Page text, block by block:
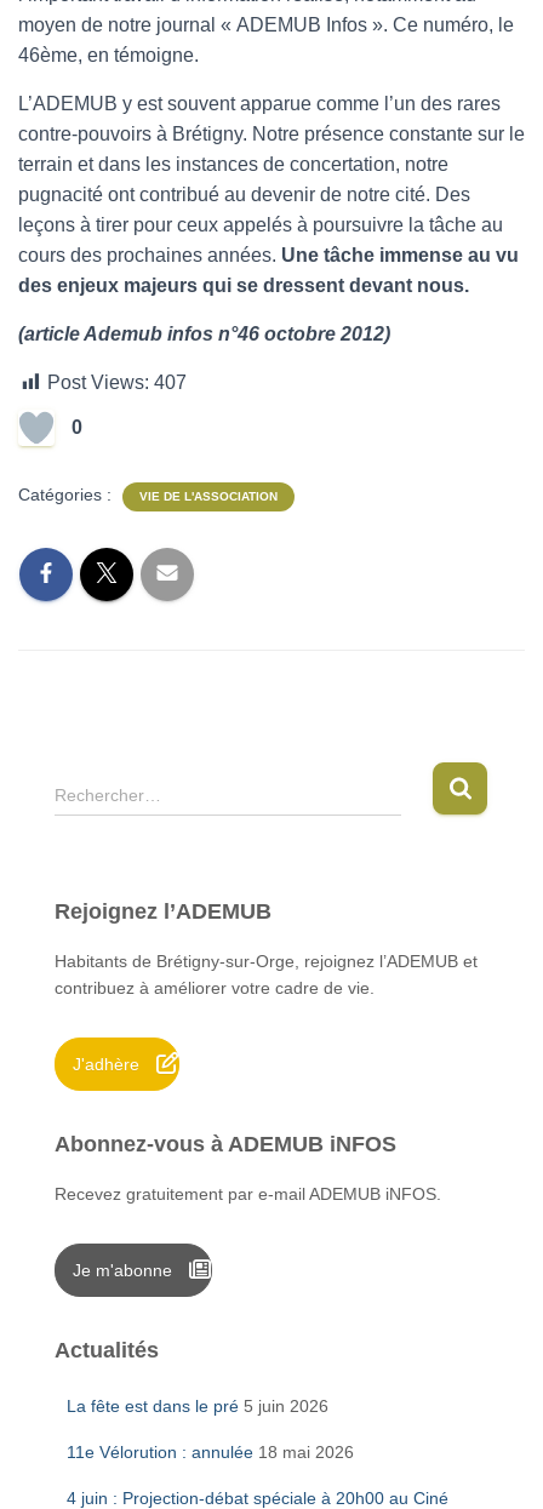
moyen de notre journal « ADEMUB Infos ». Ce numéro, le
46ème, en témoigne.
L’ADEMUB y est souvent apparue comme l’un des rares
contre-pouvoirs à Brétigny. Notre présence constante sur le
terrain et dans les instances de concertation, notre
pugnacité ont contribué au devenir de notre cité. Des
leçons à tirer pour ceux appelés à poursuivre la tâche au
cours des prochaines années. Une tâche immense au vu
des enjeux majeurs qui se dressent devant nous.
(article Ademub infos n°46 octobre 2012)
Post Views: 407
0
Catégories : VIE DE L'ASSOCIATION
R
e
r
h
e
:
Rechercher…
Rejoignez l’ADEMUB
Habitants de Brétigny-sur-Orge, rejoignez l’ADEMUB et
contribuez à améliorer votre cadre de vie.
J'adhère
Abonnez-vous à ADEMUB iNFOS
Recevez gratuitement par e-mail ADEMUB iNFOS.
Je m'abonne
Actualités
La fête est dans le pré 5 juin 2026
11e Vélorution : annulée 18 mai 2026
4 juin : Projection-débat spéciale à 20h00 au Ciné